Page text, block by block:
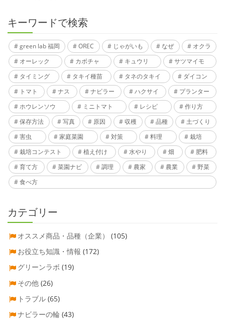
キーワードで検索
green lab 福岡 OREC じゃがいも なぜ
オクラ
オーレック
カボチャ キュウリ
サツマイモ
タイミング
タキイ種苗 タネのタキイ
ダイコン
トマト
ナス ナビラー ハクサイ
プランター
ホウレンソウ
ミニトマト レシピ
作り方
保存方法
写真 原因 収穫 品種
土づくり
害虫
家庭菜園 対策 料理
栽培
栽培コンテスト
植え付け 水やり 畑
肥料
育て方
菜園ナビ 調理 農家 農業
野菜
食べ方
カテゴリー
オススメ商品・品種（企業）
(105)
お役立ち知識・情報 (172)
グリーンラボ (19)
その他 (26)
トラブル (65)
ナビラーの輪 (43)